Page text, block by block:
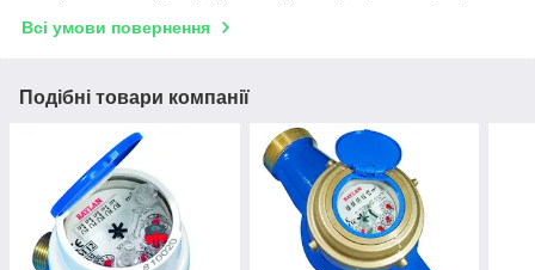
Всі умови повернення
Подібні товари компанії